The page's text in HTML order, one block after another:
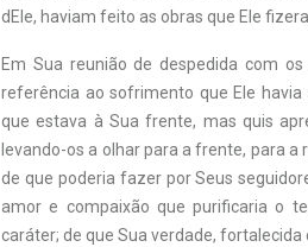
dEle, haviam feito as obras que Ele fizera.
Em Sua reunião de despedida com
referência ao sofrimento que Ele
que estava à Sua frente, mas quis
levando-os a olhar para a frente, para
de que poderia fazer por Seus
amor e compaixão que purificaria o
caráter; de que Sua verdade, fortalecida